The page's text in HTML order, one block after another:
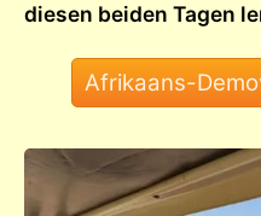
diesen beiden Tagen